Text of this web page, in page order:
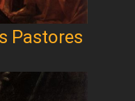
Pastores